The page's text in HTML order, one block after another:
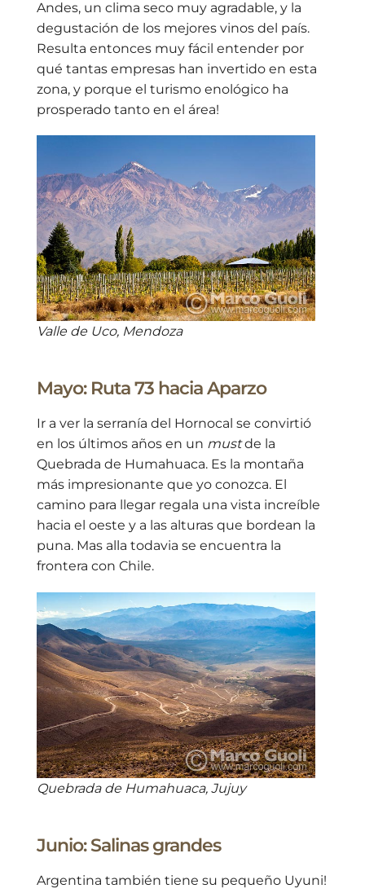
Andes, un clima seco muy agradable, y la
degustación de los mejores vinos del país.
Resulta entonces muy fácil entender por
qué tantas empresas han invertido en esta
zona, y porque el turismo enológico ha
prosperado tanto en el área!
Valle de Uco, Mendoza
Mayo: Ruta 73 hacia Aparzo
Ir a ver la serranía del Hornocal se convirtió
en los últimos años en un mustde la
Quebrada de Humahuaca. Es la montaña
más impresionante que yo conozca. El
camino para llegar regala una vista increíble
hacia el oeste y a las alturas que bordean la
puna. Mas alla todavia se encuentra la
frontera con Chile.
Quebrada de Humahuaca, Jujuy
Junio: Salinas grandes
Argentina también tiene su pequeño Uyuni!